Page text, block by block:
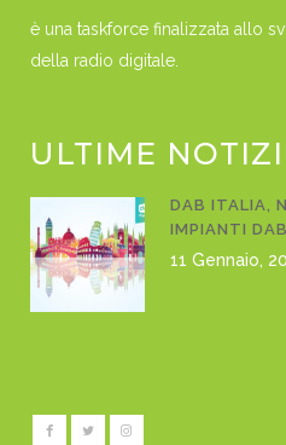
è una taskforce finalizzata allo
della radio digitale.
ULTIME
DAB ITALIA,
IMPIANTI
11 Gennaio,